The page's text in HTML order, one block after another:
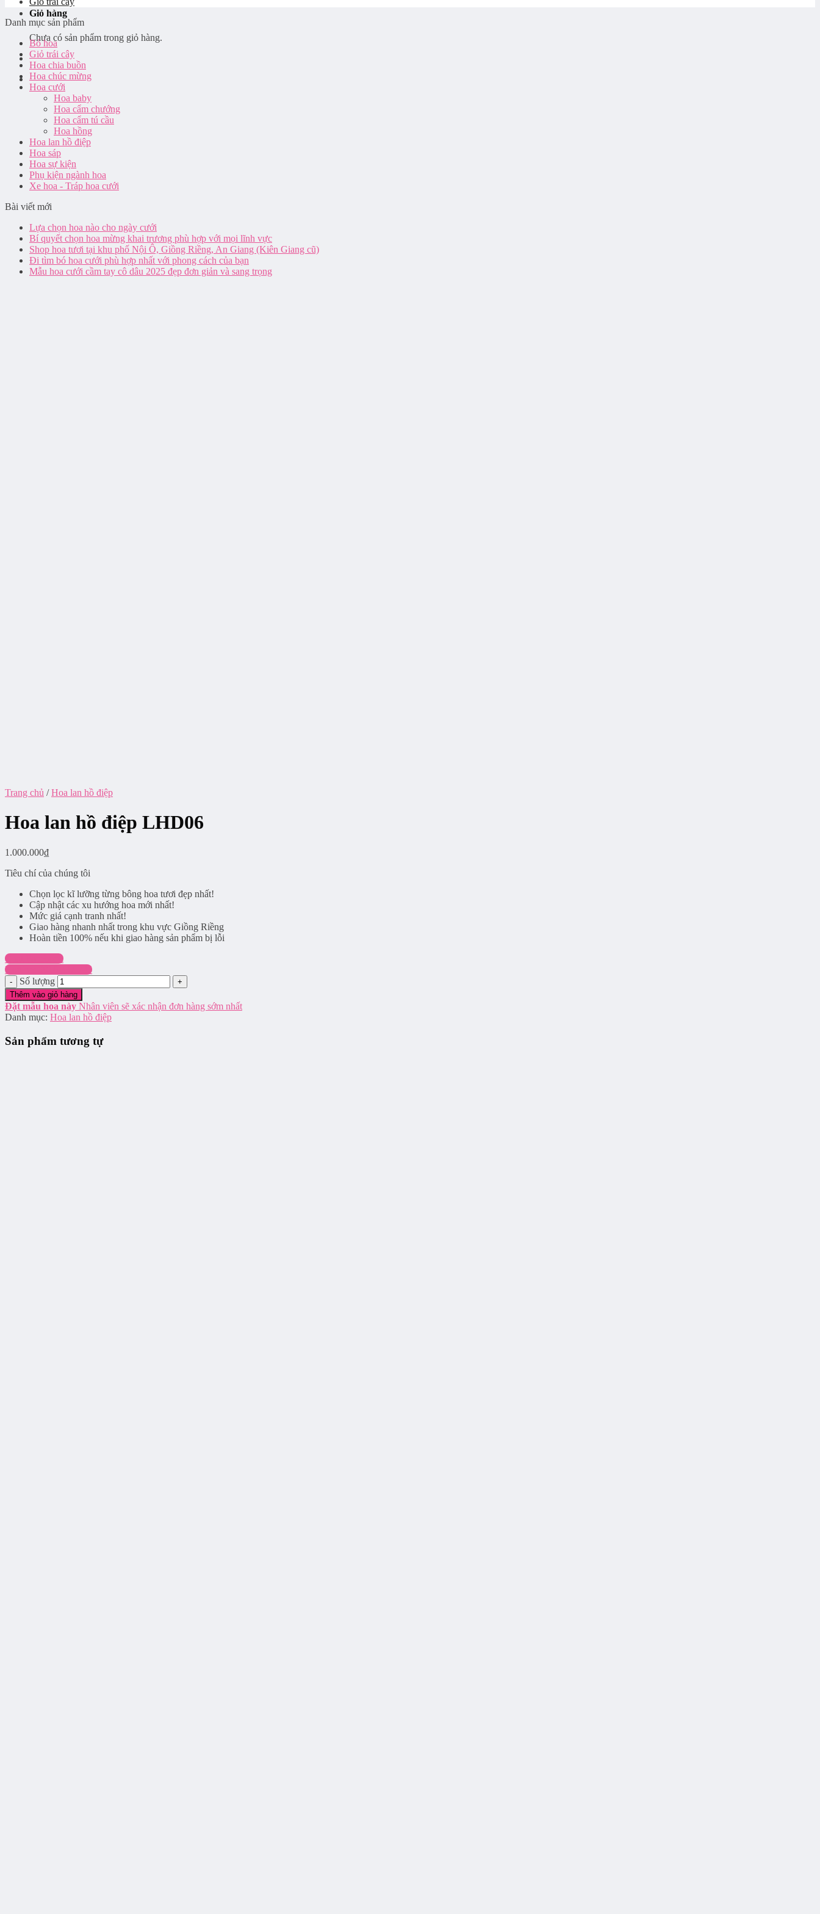
Giỏ hàng
Chưa có sản phẩm trong giỏ hàng.
Danh mục sản phẩm
Bó hoa
Giỏ trái cây
Hoa chia buồn
Hoa chúc mừng
Hoa cưới
Hoa baby
Hoa cẩm chướng
Hoa cẩm tú cầu
Hoa hồng
Hoa lan hồ điệp
Hoa sáp
Hoa sự kiện
Phụ kiện ngành hoa
Xe hoa - Tráp hoa cưới
Bài viết mới
Lựa chọn hoa nào cho ngày cưới
Bí quyết chọn hoa mừng khai trương phù hợp với mọi lĩnh vực
Shop hoa tươi tại khu phố Nội Ô, Giồng Riềng, An Giang (Kiên Giang cũ)
Đi tìm bó hoa cưới phù hợp nhất với phong cách của bạn
Mẫu hoa cưới cầm tay cô dâu 2025 đẹp đơn giản và sang trọng
Trang chủ / Hoa lan hồ điệp
Hoa lan hồ điệp LHD06
1.000.000₫
Tiêu chí của chúng tôi
Chọn lọc kĩ lưỡng từng bông hoa tươi đẹp nhất!
Cập nhật các xu hướng hoa mới nhất!
Mức giá cạnh tranh nhất!
Giao hàng nhanh nhất trong khu vực Giồng Riềng
Hoàn tiền 100% nếu khi giao hàng sản phẩm bị lỗi
Chat Facebook
Hotline: 0916.337.745
Số lượng
Thêm vào giỏ hàng
Đặt mẫu hoa này Nhân viên sẽ xác nhận đơn hàng sớm nhất
Danh mục: Hoa lan hồ điệp
Sản phẩm tương tự